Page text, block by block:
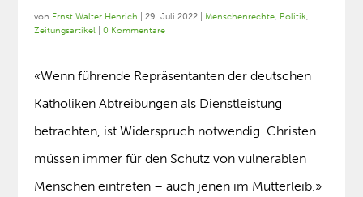
von Ernst Walter Henrich |29. Juli 2022 Menschenrechte, Politik,
Zeitungsartikel |0 Kommentare
«Wenn führende Repräsentanten der deutschen
Katholiken Abtreibungen als Dienstleistung
betrachten, ist Widerspruch notwendig. Christen
müssen immer für den Schutz von vulnerablen
Menschen eintreten – auch jenen im Mutterleib.»